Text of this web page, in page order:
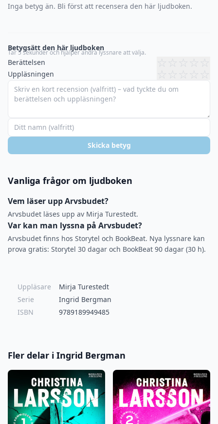
Inga betyg än. Bli först att recensera den här ljudboken.
Betygsätt den här ljudboken
Tar 5 sekunder och hjälper andra lyssnare att välja.
Berättelsen ☆☆☆☆☆
Uppläsningen ☆ ☆ ☆ ☆ ☆
Skicka betyg
Vanliga frågor om ljudboken
Vem läser upp Arvsbudet?
Arvsbudet läses upp av Mirja Turestedt.
Var kan man lyssna på Arvsbudet?
Arvsbudet finns hos Storytel och BookBeat. Nya lyssnare kan
prova gratis: Storytel 30 dagar och BookBeat 90 dagar (30 h).
Uppläsare
Mirja Turestedt
Serie
Ingrid Bergman
ISBN
9789189949485
Fler delar i Ingrid Bergman